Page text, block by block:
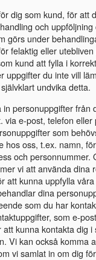
dig som kund, för att
och
görs under
felaktig eller
kund att fylla i
uppgifter du inte vill
undvika detta.
personuppgifter från
via e-post, telefon
som
hos oss, t.ex. namn,
och personnummer.
vi att använda dina
att kunna uppfylla
dina
som du har
som e-
kunna kontakta dig i
Vi kan också komma
vi samlat in om dig